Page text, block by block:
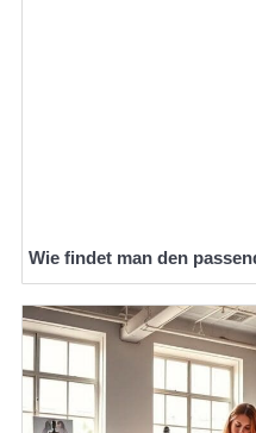
Wie findet man den